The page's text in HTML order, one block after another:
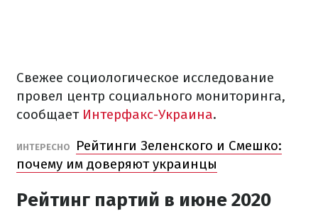
Свежее социологическое исследование
провел центр социального мониторинга,
сообщаетИнтерфакс-Украина.
ИНТЕРЕСНО
Рейтинги Зеленского и Смешко:
почему им доверяют украинцы
Рейтинг партий в июне 2020